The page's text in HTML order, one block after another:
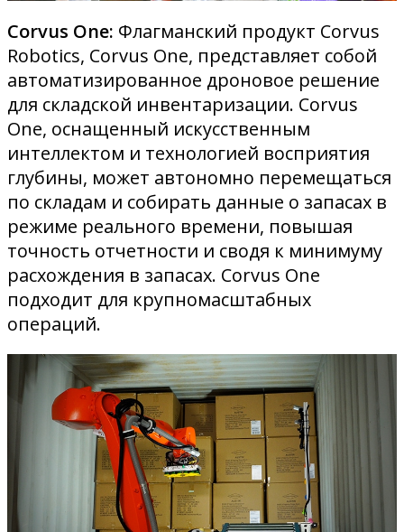
Corvus One: Флагманский продукт Corvus
Robotics, Corvus One, представляет собой
автоматизированное дроновое решение
для складской инвентаризации. Corvus
One, оснащенный искусственным
интеллектом и технологией восприятия
глубины, может автономно перемещаться
по складам и собирать данные о запасах в
режиме реального времени, повышая
точность отчетности и сводя к минимуму
расхождения в запасах. Corvus One
подходит для крупномасштабных
операций.